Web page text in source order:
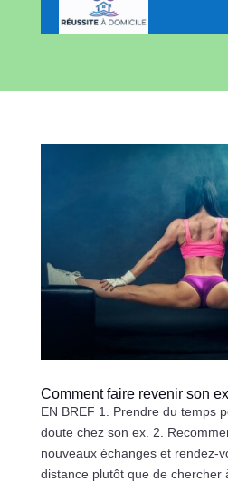
Comment faire revenir son
EN BREF 1. Prendre du temps
doute chez son ex. 2.
nouveaux échanges et rendez-
distance plutôt que de chercher